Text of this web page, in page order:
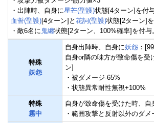
・出陣時、自身に星芒(聖護)状態[4ターン]を付
血誓(聖護)[4ターン]と 花詞(聖護)状態[2ターン]を
・敵6名に 鬼纏状態[2ターン、100%確率]を付与
特殊
妖怨
自身出陣時、自身に妖怨 ：
自身or隣の味方が致命傷を受
ン]
・被ダメージ-65%
・状態異常耐性無視+100%
特殊
霧中
自身が致命傷を受けた時、自
・範囲攻撃と反射以外のダメ